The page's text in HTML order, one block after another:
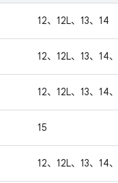
12、12L、13、14
12、12L、13、14
12、12L、13、14
15
12、12L、13、14